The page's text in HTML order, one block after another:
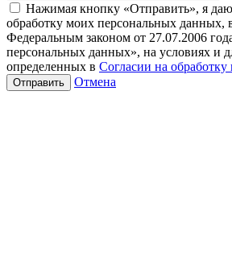
Нажимая кнопку «Отправить», я даю
обработку моих персональных данных,
Федеральным законом от 27.07.2006
персональных данных», на условиях и
определенных в Согласии на
Отмена